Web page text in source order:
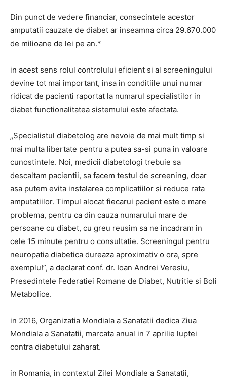
Din punct de vedere financiar, consecintele acestor
amputatii cauzate de diabet ar inseamna circa 29.670.000
de milioane de lei pe an.*
in acest sens rolul controlului eficient si al screeningului
devine tot mai important, insa in conditiile unui numar
ridicat de pacienti raportat la numarul specialistilor in
diabet functionalitatea sistemului este afectata.
„Specialistul diabetolog are nevoie de mai mult timp si
mai multa libertate pentru a putea sa-si puna in valoare
cunostintele. Noi, medicii diabetologi trebuie sa
descaltam pacientii, sa facem testul de screening, doar
asa putem evita instalarea complicatiilor si reduce rata
amputatiilor. Timpul alocat fiecarui pacient este o mare
problema, pentru ca din cauza numarului mare de
persoane cu diabet, cu greu reusim sa ne incadram in
cele 15 minute pentru o consultatie. Screeningul pentru
neuropatia diabetica dureaza aproximativ o ora, spre
exemplu!”, a declarat conf. dr. Ioan Andrei Veresiu,
Presedintele Federatiei Romane de Diabet, Nutritie si Boli
Metabolice.
in 2016, Organizatia Mondiala a Sanatatii dedica Ziua
Mondiala a Sanatatii, marcata anual in 7 aprilie luptei
contra diabetului zaharat.
in Romania, in contextul Zilei Mondiale a Sanatatii,